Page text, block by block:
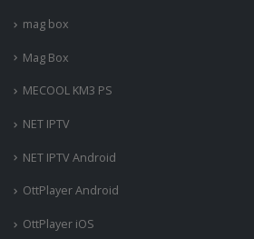
mag box
Mag Box
MECOOL KM3 PS
NET IPTV
NET IPTV Android
OttPlayer Android
OttPlayer iOS